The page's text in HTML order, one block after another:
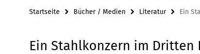
Startseite Bücher / Medien Literatur Ein
Ein Stahlkonzern im Dritten